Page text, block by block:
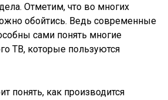
Отметим, что во многих
обойтись. Ведь современные
сами понять многие
ТВ, которые пользуются
понять, как производится